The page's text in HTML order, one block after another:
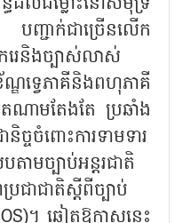
ជាក់ជាច្រើនលើក
រេនិងច្បាស់លាស់
ឌទ្វេភាគីនិងពហុភាគី
ាមតែងតែ ប្រឆាំង
ចំពោះការទាមទារ
ាមច្បាប់អន្តរជាតិ
ជាជាតិស្ដីពីច្បាប់
។ ឆ្លៀតឱកាសនេះ